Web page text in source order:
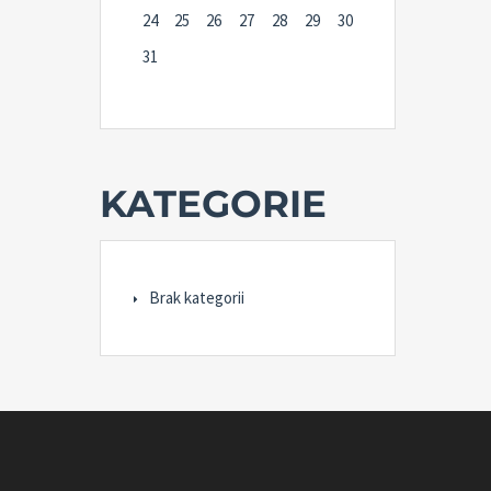
24
25 26 27 28 29
30
31
KATEGORIE
Brak kategorii